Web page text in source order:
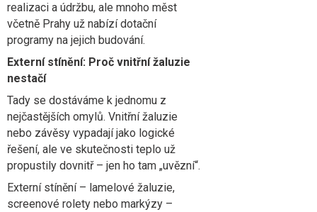
realizaci a údržbu, ale mnoho měst
včetně Prahy už nabízí dotační
programy na jejich budování.
Externí stínění: Proč vnitřní žaluzie
nestačí
Tady se dostáváme k jednomu z
nejčastějších omylů. Vnitřní žaluzie
nebo závěsy vypadají jako logické
řešení, ale ve skutečnosti teplo už
propustily dovnitř – jen ho tam „uvězní“.
Externí stínění – lamelové žaluzie,
screenové rolety nebo markýzy –